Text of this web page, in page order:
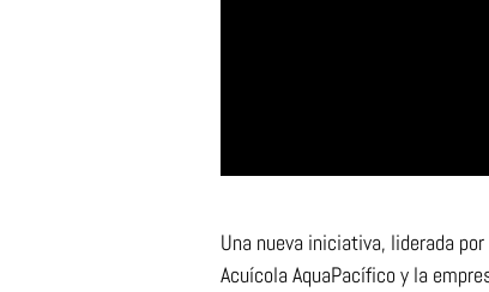
Una nueva iniciativa, liderada
Acuícola AquaPacífico y la